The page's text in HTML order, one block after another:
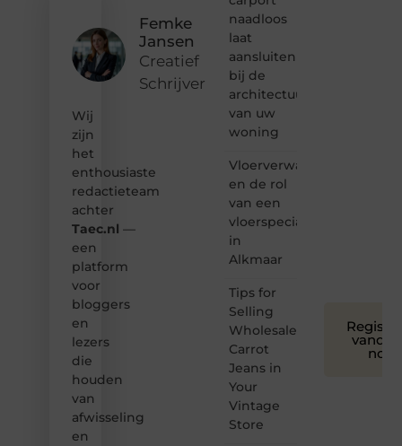
Femke
Jansen
Creatief
Schrijver
Wij
zijn
het
enthousiaste
redactieteam
achter
Taec.nl —
een
platform
voor
bloggers
en
lezers
die
houden
van
afwisseling
en
naadloos
laat
aansluiten
bij de
architectuur
van uw
woning
Vloerverwarming
en de rol
van een
vloerspecialist
in
Alkmaar
Tips for
Selling
Wholesale
Carrot
Jeans in
Your
Vintage
Store
nog